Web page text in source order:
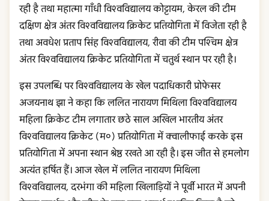
रही है तथा महात्मा गाँधी विश्वविद्यालय कोट्टायम, केरल की टीम
दक्षिण क्षेत्र अंतर विश्वविद्यालय क्रिकेट प्रतियोगिता में विजेता रही है
तथा अवधेश प्रताप सिंह विश्वविद्यालय, रीवा की टीम पश्चिम क्षेत्र
अंतर विश्वविद्यालय क्रिकेट प्रतियोगिता में चतुर्थ स्थान पर रही है।
इस उपलब्धि पर विश्वविद्यालय के खेल पदाधिकारी प्रोफेसर
अजयनाथ झा ने कहा कि ललित नारायण मिथिला विश्वविद्यालय
महिला क्रिकेट टीम लगातार छठे साल अखिल भारतीय अंतर
विश्वविद्यालय क्रिकेट (म०) प्रतियोगिता में क्वालीफाई करके इस
प्रतियोगिता में अपना स्थान श्रेष्ठ रखते आ रही है। इस जीत से हमलोग
अत्यंत हर्षित हैं। आज खेल में ललित नारायण मिथिला
विश्वविद्यालय, दरभंगा की महिला खिलाड़ियों ने पूर्वी भारत में अपनी